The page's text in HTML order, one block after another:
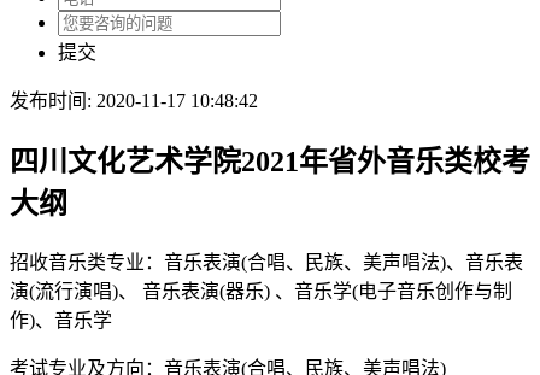
提交
发布时间: 2020-11-17 10:48:42
四川文化艺术学院2021年省外音乐类校考
大纲
招收音乐类专业：音乐表演(合唱、民族、美声唱法)、音乐表
演(流行演唱)、 音乐表演(器乐) 、音乐学(电子音乐创作与制
作)、音乐学
考试专业及方向：音乐表演(合唱、民族、美声唱法)